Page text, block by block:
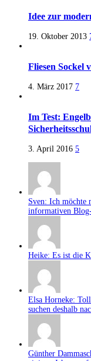
Idee zur
19. Oktober 2013
Fliesen Sockel
4. März 2017 7
Im Test:
3. April 2016 5
Sven: Ich möchte
informativen
Heike: Es ist die
Elsa Horneke:
suchen deshalb
Günther